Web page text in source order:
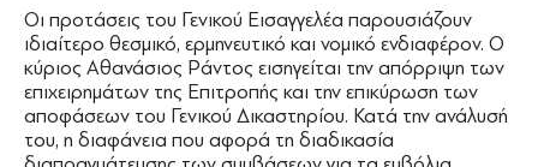
Οι προτάσεις του Γενικού Εισαγγελέα παρουσιάζουν
ιδιαίτερο θεσμικό, ερμηνευτικό και νομικό ενδιαφέρον. Ο
κύριος Αθανάσιος Ράντος εισηγείται την απόρριψη των
επιχειρημάτων της Επιτροπής και την επικύρωση των
αποφάσεων του Γενικού Δικαστηρίου. Κατά την ανάλυσή
του, η διαφάνεια που αφορά τη διαδικασία